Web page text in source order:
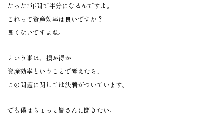
たった7年間で半分になるんですよ。
これって資産効率は良いですか？
良くないですよね。
という事は、損か得か
資産効率ということで考えたら、
この問題に関しては決着がついています。
でも僕はちょっと皆さんに聞きたい。